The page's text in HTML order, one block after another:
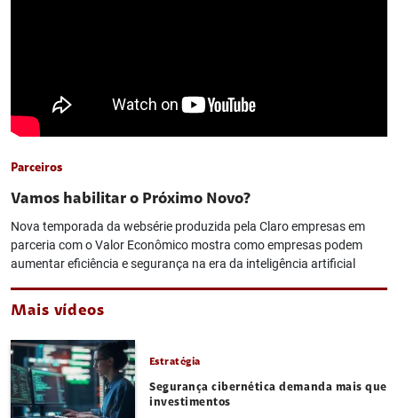
Parceiros
Vamos habilitar o Próximo Novo?
Nova temporada da websérie produzida pela Claro empresas em
parceria com o Valor Econômico mostra como empresas podem
aumentar eficiência e segurança na era da inteligência artificial
Mais vídeos
Estratégia
Segurança cibernética demanda mais que
investimentos